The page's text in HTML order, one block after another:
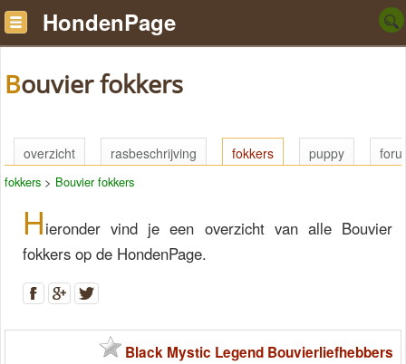
HondenPage
Bouvier fokkers
overzicht rasbeschrijving fokkers puppy
fokkers > Bouvier fokkers
Hieronder vind je een overzicht van alle Bouvier
fokkers op de HondenPage.
Black Mystic Legend Bouvierliefhebbers